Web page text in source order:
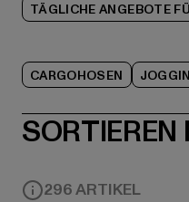
TÄGLICHE ANGEBOTE
CARGOHOSEN
SORTIEREN
296 ARTIKEL